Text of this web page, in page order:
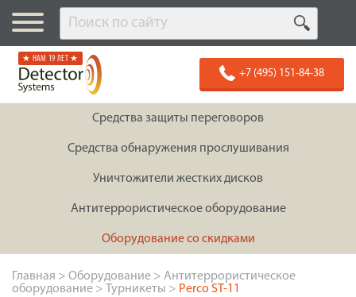
★ НАМ 19 ЛЕТ ★
+7 (495) 151-84-38
Средства защиты переговоров
Средства обнаружения прослушивания
Уничтожители жестких дисков
Антитеррористическое оборудование
Оборудование со скидками
Главная > Оборудование > Антитеррористическое
оборудование > Турникеты > Perco ST-11